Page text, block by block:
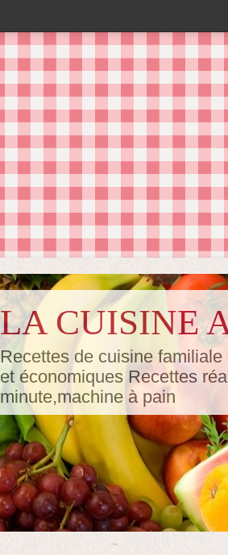
LA CUISINE
Recettes de cuisine
et économiques Recettes
minute,machine à pain